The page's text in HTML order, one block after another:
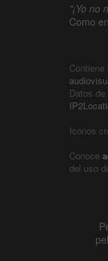
"¡Yo no
Como
Datos
Iconos
Conoce
del uso